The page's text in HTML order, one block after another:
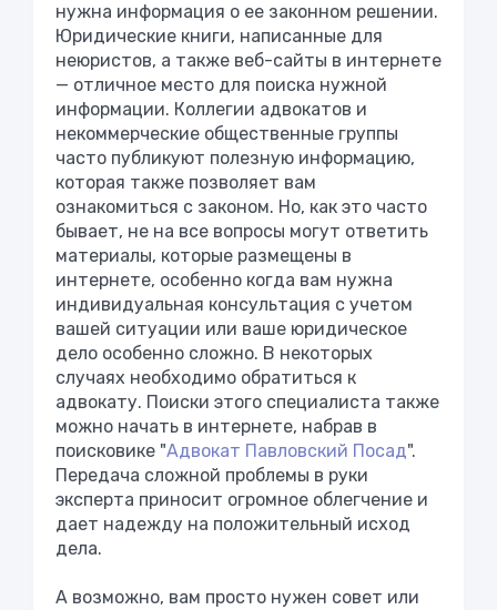
нужна информация о ее законном решении.
Юридические книги, написанные для
неюристов, а также веб-сайты в интернете
— отличное место для поиска нужной
информации. Коллегии адвокатов и
некоммерческие общественные группы
часто публикуют полезную информацию,
которая также позволяет вам
ознакомиться с законом. Но, как это часто
бывает, не на все вопросы могут ответить
материалы, которые размещены в
интернете, особенно когда вам нужна
индивидуальная консультация с учетом
вашей ситуации или ваше юридическое
дело особенно сложно. В некоторых
случаях необходимо обратиться к
адвокату. Поиски этого специалиста также
можно начать в интернете, набрав в
поисковике "Адвокат Павловский Посад".
Передача сложной проблемы в руки
эксперта приносит огромное облегчение и
дает надежду на положительный исход
дела.
А возможно, вам просто нужен совет или